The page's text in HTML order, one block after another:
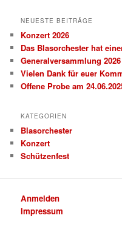
NEUESTE BEITRÄGE
Konzert 2026
Das Blasorchester hat
Generalversammlung 2026
Vielen Dank für euer
Offene Probe am
KATEGORIEN
Blasorchester
Konzert
Schützenfest
Anmelden
Impressum